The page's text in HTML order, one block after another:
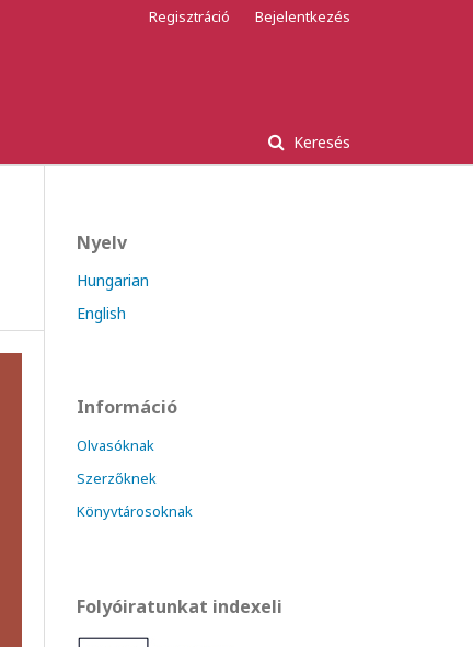
Keresés
Regisztráció Bejelentkezés
Nyelv
Hungarian
English
Információ
Olvasóknak
Szerzőknek
Könyvtárosoknak
Folyóiratunkat indexeli